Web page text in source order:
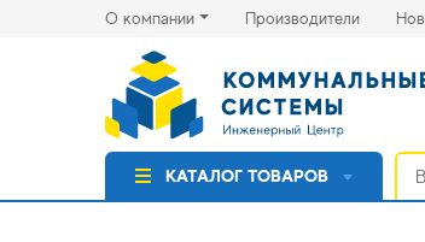
О компании Производители(current)
КАТАЛОГ ТОВАРОВ